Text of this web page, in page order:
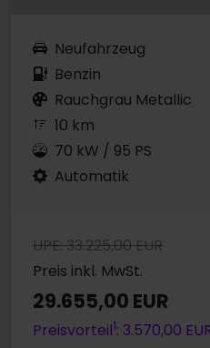
Neufahrzeug
Benzin
Rauchgrau Metallic
10 km
70 kW / 95 PS
Automatik
UPE: 33.225,00 EUR
Preis inkl. MwSt.
29.655,00 EUR
Preisvorteil1: 3.570,00